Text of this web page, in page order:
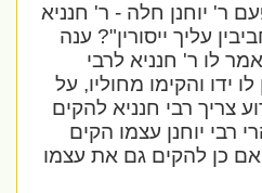
ר' יוחנן חלה - ר' חנניא
עליך ייסורין"? ענה
לו ר' חנניא לרבי
ידו והקימו מחוליו, על
רבי חנניא להקים
רבי יוחנן עצמו הקים
כן להקים גם את עצמו